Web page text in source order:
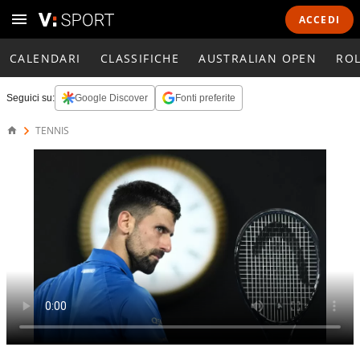
ACCEDI
CALENDARI CLASSIFICHE AUSTRALIAN OPEN
Seguici su: Google Discover Fonti preferite
TENNIS